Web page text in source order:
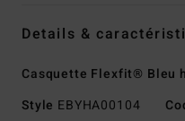
Details &
Casquette Flexfit® Bleu
Style EBYHA00104